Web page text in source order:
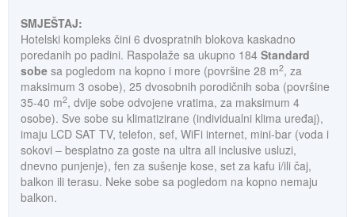
SMJEŠTAJ:
Hotelski kompleks čini 6 dvospratnih blokova kaskadno
poredanih po padini. Raspolaže sa ukupno 184 Standard
sobe sa pogledom na kopno i more (površine 28 m2, za
maksimum 3 osobe), 25 dvosobnih porodičnih soba (površine
35-40 m2, dvije sobe odvojene vratima, za maksimum 4
osobe). Sve sobe su klimatizirane (individualni klima uređaj),
imaju LCD SAT TV, telefon, sef, WiFi internet, mini-bar (voda i
sokovi – besplatno za goste na ultra all inclusive usluzi,
dnevno punjenje), fen za sušenje kose, set za kafu i/ili čaj,
balkon ili terasu. Neke sobe sa pogledom na kopno nemaju
balkon.